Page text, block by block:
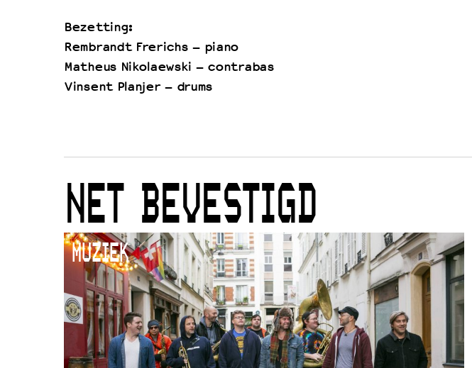
Bezetting:
Rembrandt Frerichs – piano
Matheus Nikolaewski – contrabas
Vinsent Planjer – drums
NET BEVESTIGD
MUZIEK